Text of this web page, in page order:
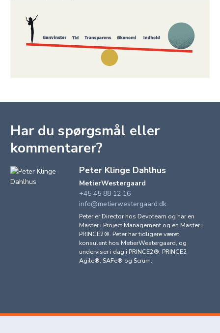
Har du spørgsmål eller
kommentarer?
Peter Klinge Dahlhus
MetierWestergaard
+45 45 88 12 16
info@metierwestergaard.dk
Peter er Director hos Devoteam og har en
Master i Project Management og en Master i
PRINCE2®. Peter har tidligere været
konsulent hos MetierWestergaard, og
underviser i dag i PRINCE2®, PRINCE2
Agile®, SAFe® og Scrum.